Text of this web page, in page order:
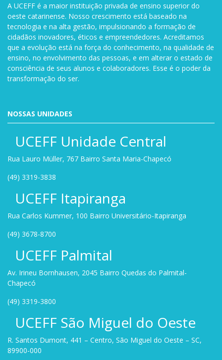
A UCEFF é a maior instituição privada de ensino superior do
oeste catarinense. Nosso crescimento está baseado na
tecnologia e na alta gestão, impulsionando a formação de
cidadãos inovadores, éticos e empreendedores. Acreditamos
que a evolução está na força do conhecimento, na qualidade de
ensino, no envolvimento das pessoas, e em alterar o estado de
consciência de seus alunos e colaboradores. Esse é o poder da
transformação do ser.
NOSSAS UNIDADES
UCEFF Unidade Central
Rua Lauro Müller, 767 Bairro Santa Maria-Chapecó
(49) 3319-3838
UCEFF Itapiranga
Rua Carlos Kummer, 100 Bairro Universitário-Itapiranga
(49) 3678-8700
UCEFF Palmital
Av. Irineu Bornhausen, 2045 Bairro Quedas do Palmital-
Chapecó
(49) 3319-3800
UCEFF São Miguel do Oeste
R. Santos Dumont, 441 – Centro, São Miguel do Oeste – SC,
89900-000